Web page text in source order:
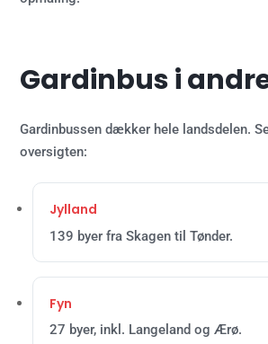
Gardinbus i
Gardinbussen dækker hele landsdelen.
oversigten:
Jylland
139 byer fra Skagen til Tønder.
Fyn
27 byer, inkl. Langeland og Ærø.